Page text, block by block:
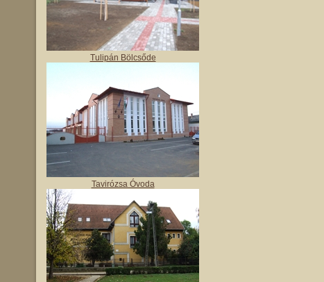
Tulipán Bölcsőde
Tavirózsa Óvoda